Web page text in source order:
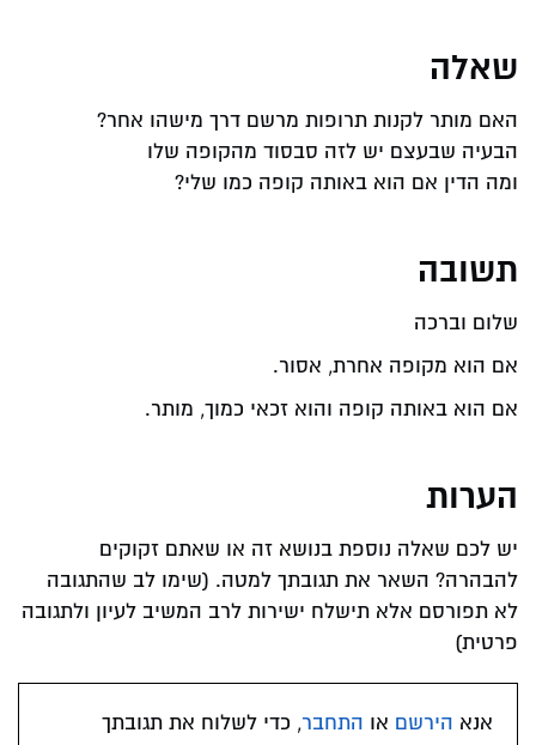
שאלה
האם מותר לקנות תרופות מרשם דרך מישהו אחר?
הבעיה שבעצם יש לזה סבסוד מהקופה שלו
ומה הדין אם הוא באותה קופה כמו שלי?
תשובה
שלום וברכה
אם הוא מקופה אחרת, אסור.
אם הוא באותה קופה והוא זכאי כמוך, מותר.
הערות
יש לכם שאלה נוספת בנושא זה או שאתם זקוקים
להבהרה? השאר את תגובתך למטה. (שימו לב שהתגובה
לא תפורסם אלא תישלח ישירות לרב המשיב לעיון ולתגובה
פרטית)
אנא הירשם או התחבר, כדי לשלוח את תגובתך